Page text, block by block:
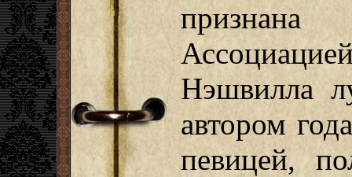
Нэшвилла
автором
певицей,